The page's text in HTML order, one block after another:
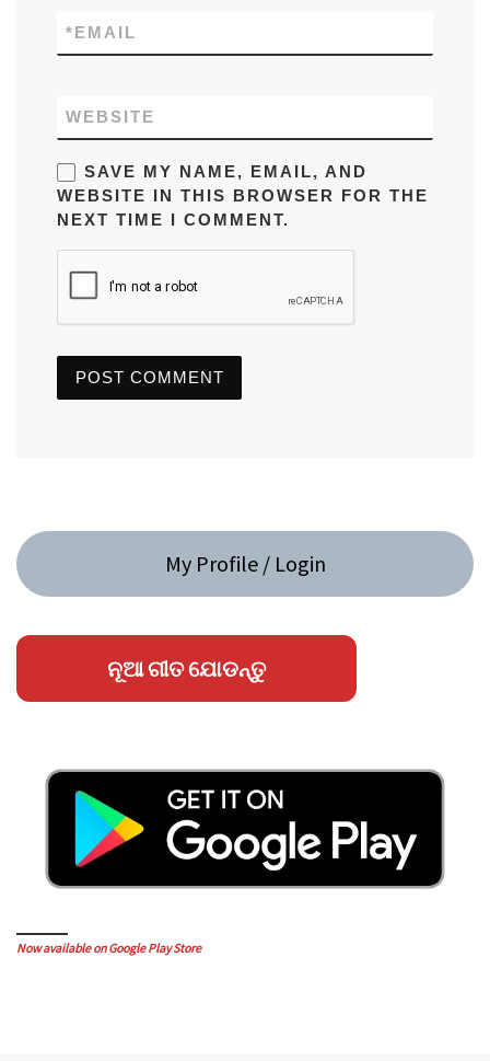
EMAIL
*
WEBSITE
SAVE MY NAME, EMAIL, AND
WEBSITE IN THIS BROWSER FOR THE
NEXT TIME I COMMENT.
My Profile / Login
ନୂଆ ଗୀତ ଯୋଡନ୍ତୁ
Now available on Google Play Store